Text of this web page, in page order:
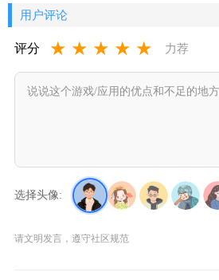
用户评论
评分 ★ ★ ★ ★ ★ 力荐
选择头像:
请文明发言，遵守社区规范